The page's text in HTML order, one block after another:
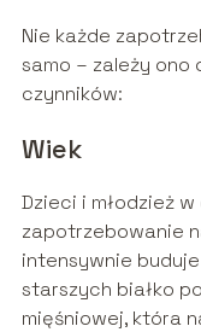
Nie każde
samo – zależy ono
czynników:
Wiek
Dzieci i młodzież
zapotrzebowanie
intensywnie
starszych białko
mięśniowej, która